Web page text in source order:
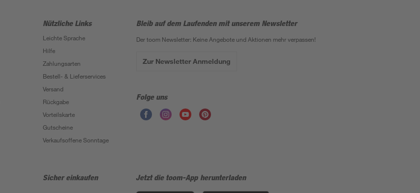
Nützliche Links
Leichte Sprache
Hilfe
Zahlungsarten
Bestell- & Lieferservices
Versand
Rückgabe
Vorteilskarte
Gutscheine
Verkaufsoffene Sonntage
Bleib auf dem Laufenden mit unserem Newsletter
Der toom Newsletter: Keine Angebote und Aktionen mehr verpassen!
Zur Newsletter Anmeldung
Folge uns
Sicher einkaufen Jetzt die toom-App herunterladen